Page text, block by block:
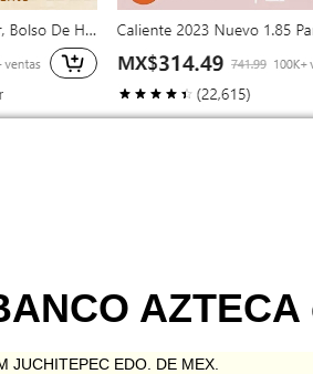
AZTECA
JUCHITEPEC EDO. DE MEX.